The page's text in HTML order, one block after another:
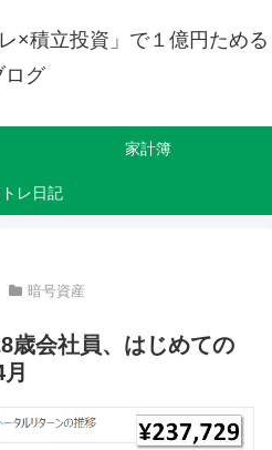
×積立投資」で１億円ためる
ログ
家計簿
レ日記
暗号資産
歳会社員、はじめての